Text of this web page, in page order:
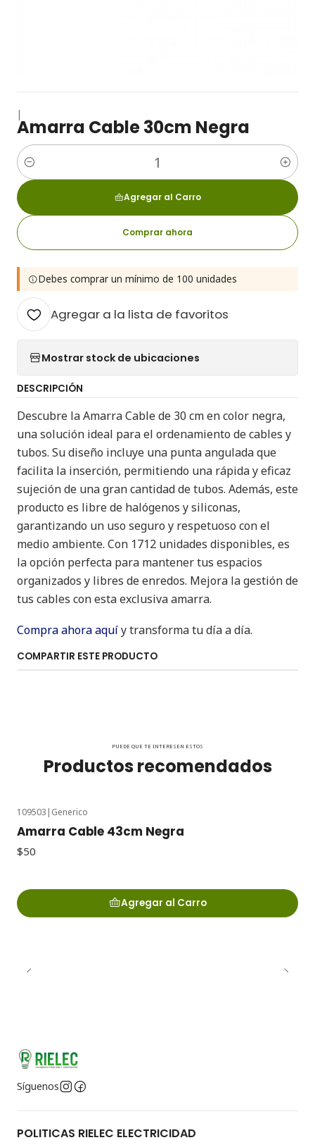
|
Amarra Cable 30cm Negra
Cantidad
Agregar al Carro
Comprar ahora
Debes comprar un mínimo de 100 unidades
Agregar a la lista de favoritos
Mostrar stock de ubicaciones
DESCRIPCIÓN
Descubre la Amarra Cable de 30 cm en color negra,
una solución ideal para el ordenamiento de cables y
tubos. Su diseño incluye una punta angulada que
facilita la inserción, permitiendo una rápida y eficaz
sujeción de una gran cantidad de tubos. Además, este
producto es libre de halógenos y siliconas,
garantizando un uso seguro y respetuoso con el
medio ambiente. Con 1712 unidades disponibles, es
la opción perfecta para mantener tus espacios
organizados y libres de enredos. Mejora la gestión de
tus cables con esta exclusiva amarra.
Compra ahora aquíy transforma tu día a día.
COMPARTIR ESTE PRODUCTO
PUEDE QUE TE INTERESEN ESTOS
Productos recomendados
109503 | Generico
Amarra Cable 43cm Negra
$50
Agregar al Carro
Síguenos
POLITICAS RIELEC ELECTRICIDAD